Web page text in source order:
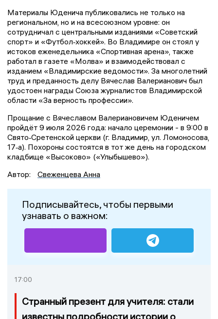
Материалы Юденича публиковались не только на
региональном, но и на всесоюзном уровне: он
сотрудничал с центральными изданиями «Советский
спорт» и «Футбол‑хоккей». Во Владимире он стоял у
истоков еженедельника «Спортивная арена», также
работал в газете «Молва» и взаимодействовал с
изданием «Владимирские ведомости». За многолетний
труд и преданность делу Вячеслав Валерианович был
удостоен награды Союза журналистов Владимирской
области «За верность профессии».
Прощание с Вячеславом Валериановичем Юденичем
пройдёт 9 июля 2026 года: начало церемонии - в 9:00 в
Свято‑Сретенской церкви (г. Владимир, ул. Ломоносова,
17‑а). Похороны состоятся в тот же день на городском
кладбище «Высоково» («Улыбышево»).
Автор:
Свеженцева Анна
Подписывайтесь, чтобы первыми
узнавать о важном:
17:00
Странный презент для учителя: стали
известны подробности истории о